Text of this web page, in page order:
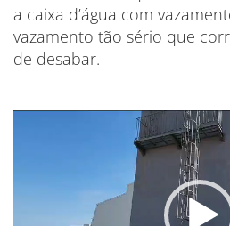
a caixa d’água com
vazamento tão sério que
de desabar.